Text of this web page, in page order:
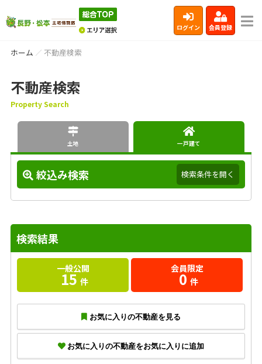
ログイン 会員登録
ホーム 不動産検索
不動産検索
Property Search
土地 一戸建て
絞込み検索 検索条件を開く
検索結果
一般公開
15 件
会員限定
0 件
お気に入りの不動産を見る
お気に入りの不動産をお気に入りに追加